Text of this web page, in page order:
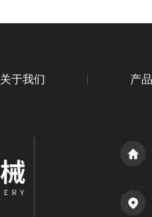
关于我们 产